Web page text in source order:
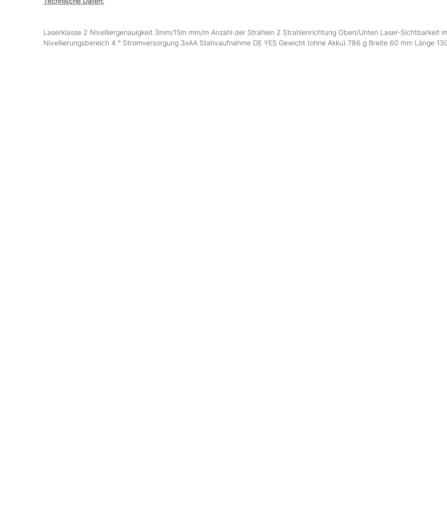
Laserklasse 2 Nivelliergenauigkeit 3mm/15m mm/m Anzahl der Strahlen 2 Strahlenrichtung Oben/Unten Laser-Sichtbarkeit
Nivellierungsbereich 4 ° Stromversorgung 3xAA Stativaufnahme DE YES Gewicht (ohne Akku) 786 g Breite 60 mm Länge